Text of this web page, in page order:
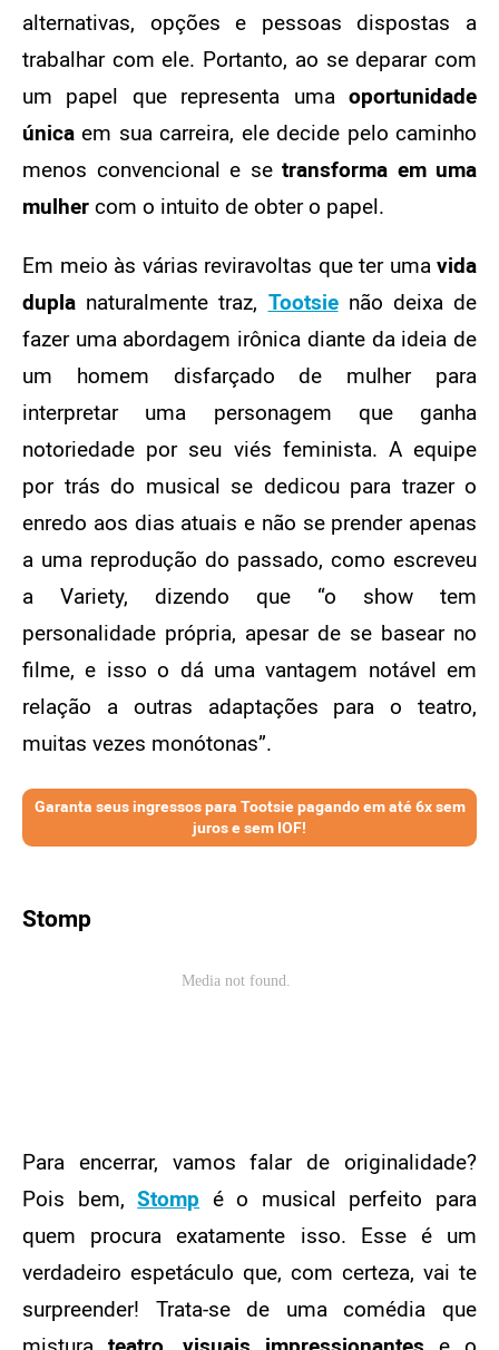
alternativas, opções e pessoas dispostas a
trabalhar com ele. Portanto, ao se deparar com
um papel que representa uma oportunidade
única em sua carreira, ele decide pelo caminho
menos convencional e se transforma em uma
mulher com o intuito de obter o papel.
Em meio às várias reviravoltas que ter uma vida
dupla naturalmente traz, Tootsie não deixa de
fazer uma abordagem irônica diante da ideia de
um homem disfarçado de mulher para
interpretar uma personagem que ganha
notoriedade por seu viés feminista. A equipe
por trás do musical se dedicou para trazer o
enredo aos dias atuais e não se prender apenas
a uma reprodução do passado, como escreveu
a Variety, dizendo que “o show tem
personalidade própria, apesar de se basear no
filme, e isso o dá uma vantagem notável em
relação a outras adaptações para o teatro,
muitas vezes monótonas”.
Garanta seus ingressos para Tootsie pagando em até 6x sem
juros e sem IOF!
Stomp
Para encerrar, vamos falar de originalidade?
Pois bem,Stomp é o musical perfeito para
quem procura exatamente isso. Esse é um
verdadeiro espetáculo que, com certeza, vai te
surpreender! Trata-se de uma comédia que